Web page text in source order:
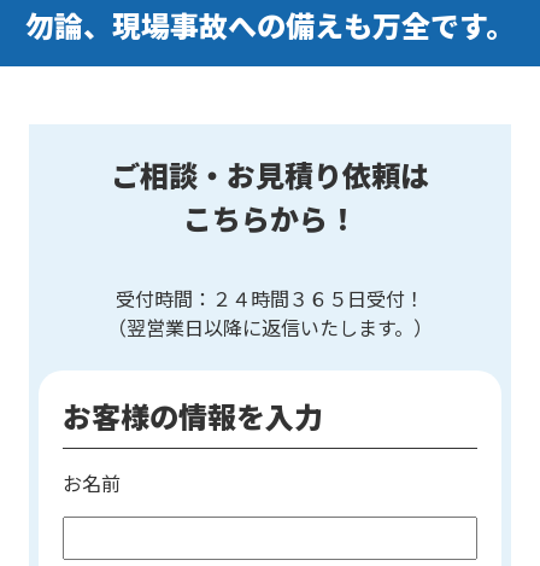
勿論、 現場事故への備えも万全です。
ご相談・お見積り依頼は
こちらから！
受付時間：２４時間３６５日受付！
（翌営業日以降に返信いたします。）
お客様の情報を入力
お名前